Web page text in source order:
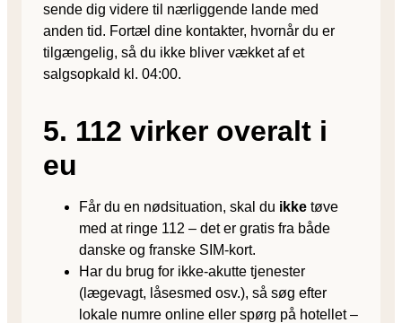
sende dig videre til nærliggende lande med
anden tid. Fortæl dine kontakter, hvornår du er
tilgængelig, så du ikke bliver vækket af et
salgsopkald kl. 04:00.
5. 112 virker overalt i
eu
Får du en nødsituation, skal du ikke tøve
med at ringe 112 – det er gratis fra både
danske og franske SIM-kort.
Har du brug for ikke-akutte tjenester
(lægevagt, låsesmed osv.), så søg efter
lokale numre online eller spørg på hotellet –